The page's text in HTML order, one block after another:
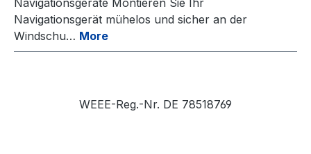
Navigationsgerät mühelos und sicher an der
Windschu… More
WEEE-Reg.-Nr. DE 78518769